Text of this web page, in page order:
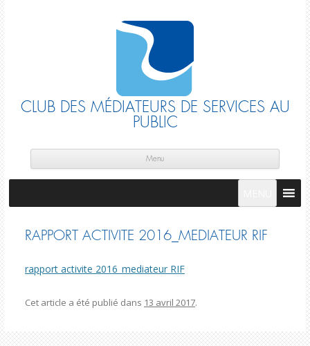
CLUB DES MÉDIATEURS DE SERVICES AU
PUBLIC
Menu
RAPPORT ACTIVITE 2016_MEDIATEUR RIF
rapport activite 2016_mediateur RIF
Cet article a été publié dans 13 avril 2017.